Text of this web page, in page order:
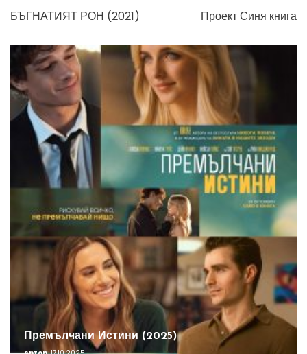
БЪГНАТИЯТ РОН (2021) Проект Синя книга
Премълчани Истини (2025)